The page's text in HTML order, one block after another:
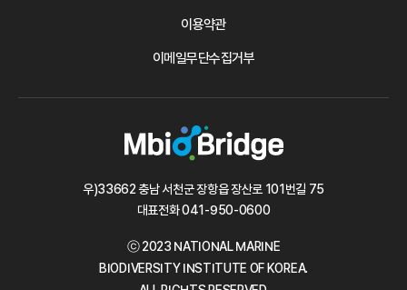
이용약관
이메일무단수집거부
우)33662 충남 서천군 장항읍 장산로 101번길 75
대표전화041-950-0600
ⓒ 2023 NATIONAL MARINE
BIODIVERSITY INSTITUTE OF KOREA.